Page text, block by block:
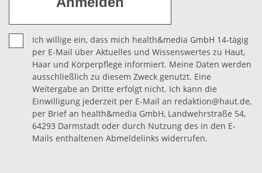
Ich willige ein, dass mich health&media GmbH 14-tägig
per E-Mail über Aktuelles und Wissenswertes zu Haut,
Haar und Körperpflege informiert. Meine Daten werden
ausschließlich zu diesem Zweck genutzt. Eine
Weitergabe an Dritte erfolgt nicht. Ich kann die
Einwilligung jederzeit per E-Mail an redaktion@haut.de,
per Brief an health&media GmbH, Landwehrstraße 54,
64293 Darmstadt oder durch Nutzung des in den E-
Mails enthaltenen Abmeldelinks widerrufen.